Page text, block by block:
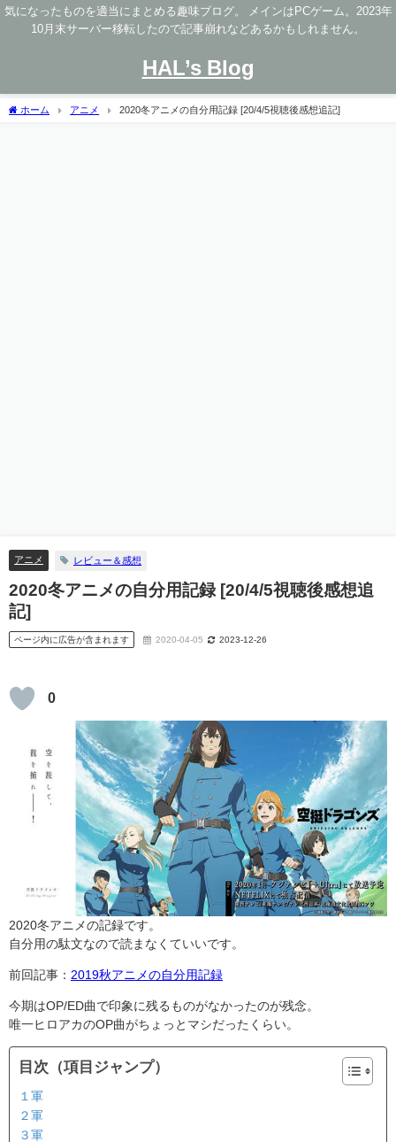
気になったものを適当にまとめる趣味ブログ。 メインはPCゲーム。2023年
10月末サーバー移転したので記事崩れなどあるかもしれません。
HAL’s Blog
ホーム アニメ 2020冬アニメの自分用記録 [20/4/5視聴後感想追記]
アニメ レビュー＆感想
2020冬アニメの自分用記録 [20/4/5視聴後感想追
記]
ページ内に広告が含まれます 2020-04-05 2023-12-26
0
2020冬アニメの記録です。
自分用の駄文なので読まなくていいです。
前回記事： 2019秋アニメの自分用記録
今期はOP/ED曲で印象に残るものがなかったのが残念。
唯一ヒロアカのOP曲がちょっとマシだったくらい。
目次（項目ジャンプ）
１軍
２軍
３軍